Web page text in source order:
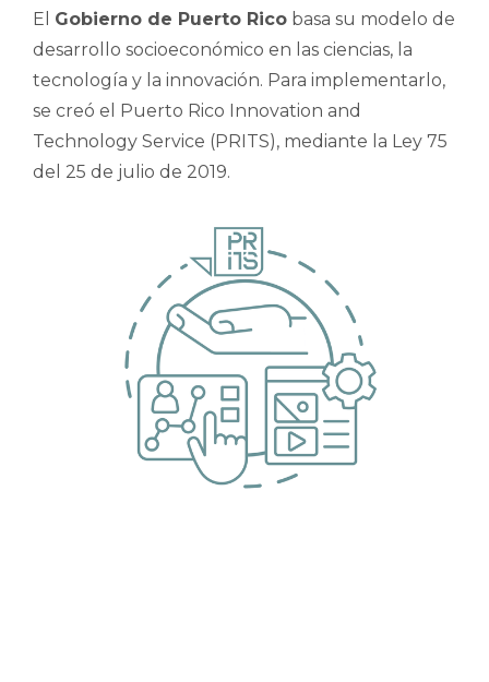
El Gobierno de Puerto Rico basa su modelo de
desarrollo socioeconómico en las ciencias, la
tecnología y la innovación. Para implementarlo,
se creó el Puerto Rico Innovation and
Technology Service (PRITS), mediante la Ley 75
del 25 de julio de 2019.